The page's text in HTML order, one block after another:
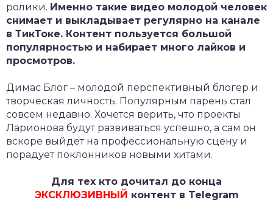
ролики. Именно такие видео молодой человек
снимает и выкладывает регулярно на канале
в ТикТоке. Контент пользуется большой
популярностью и набирает много лайков и
просмотров.
Димас Блог – молодой перспективный блогер и
творческая личность. Популярным парень стал
совсем недавно. Хочется верить, что проекты
Ларионова будут развиваться успешно, а сам он
вскоре выйдет на профессиональную сцену и
порадует поклонников новыми хитами.
Для тех кто дочитал до конца
ЭКСКЛЮЗИВНЫЙ контент в Telegram